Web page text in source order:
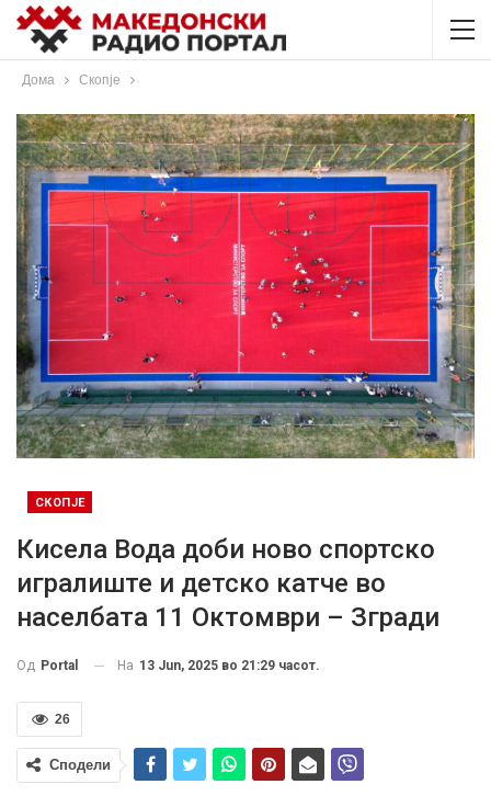
Дома Скопје
СКОПЈЕ
Кисела Вода доби ново спортско
игралиште и детско катче во
населбата 11 Октомври – Згради
Од Portal На 13 Jun, 2025 во 21:29 часот.
26
Сподели